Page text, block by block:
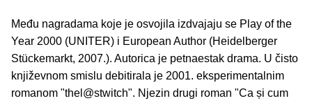
Među nagradama koje je osvojila izdvajaju se Play of the
Year 2000 (UNITER) i European Author (Heidelberger
Stückemarkt, 2007.). Autorica je petnaestak drama. U čisto
književnom smislu debitirala je 2001. eksperimentalnim
romanom "thel@stwitch". Njezin drugi roman "Ca și cum